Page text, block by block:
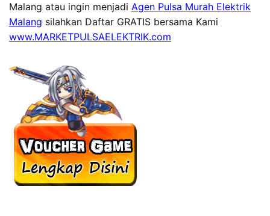
Malang atau ingin menjadi Agen Pulsa Murah Elektrik
Malang silahkan Daftar GRATIS bersama Kami
www.MARKETPULSAELEKTRIK.com